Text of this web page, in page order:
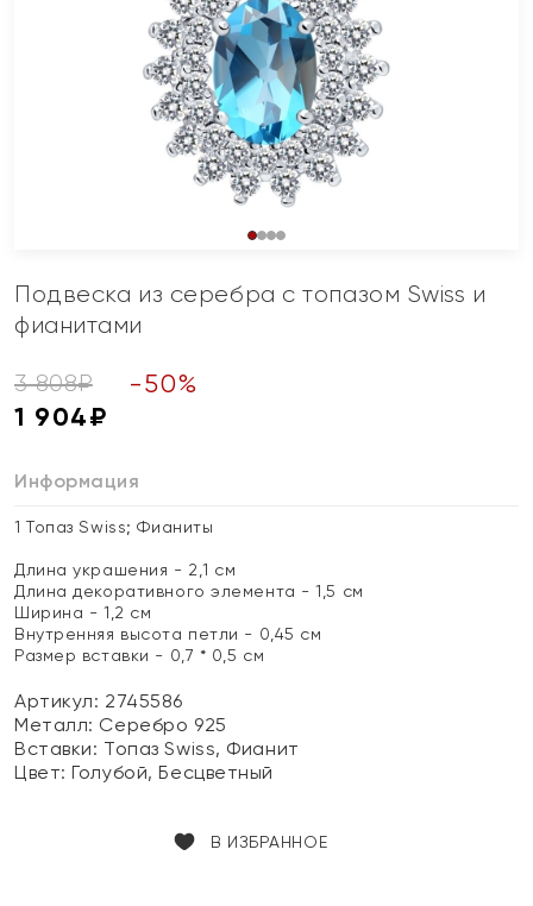
Подвеска из серебра с топазом Swiss и
фианитами
3 808₽ -50%
1 904₽
Информация
1 Топаз Swiss; Фианиты
Длина украшения - 2,1 см
Длина декоративного элемента - 1,5 см
Ширина - 1,2 см
Внутренняя высота петли - 0,45 см
Размер вставки - 0,7 * 0,5 см
Артикул: 2745586
Металл: Серебро 925
Вставки: Топаз Swiss, Фианит
Цвет:Голубой, Бесцветный
В ИЗБРАННОЕ